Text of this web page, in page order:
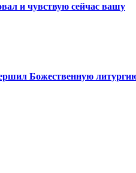
и чувствую сейчас вашу
Божественную